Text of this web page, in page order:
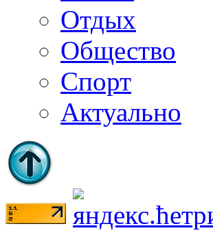
Отдых
Общество
Спорт
Актуально